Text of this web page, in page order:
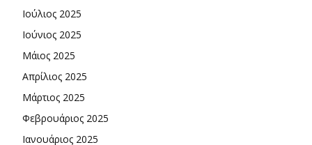
Ιούλιος 2025
Ιούνιος 2025
Μάιος 2025
Απρίλιος 2025
Μάρτιος 2025
Φεβρουάριος 2025
Ιανουάριος 2025